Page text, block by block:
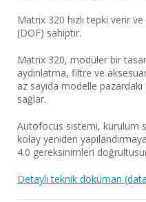
Matrix 320 hızlı tepki verir
(DOF) sahiptir.
Matrix 320, modüler bir
aydınlatma, filtre ve
az sayıda modelle
sağlar.
Autofocus sistemi, kurulum
kolay yeniden
4.0 gereksinimleri
Detaylı teknik döküman